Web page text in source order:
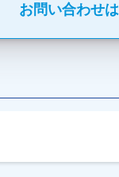
お問い合わせ